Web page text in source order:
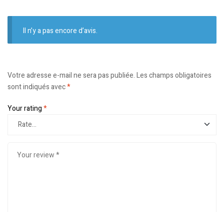
Il n’y a pas encore d’avis.
Votre adresse e-mail ne sera pas publiée.Les champs obligatoires
sont indiqués avec*
Your rating*